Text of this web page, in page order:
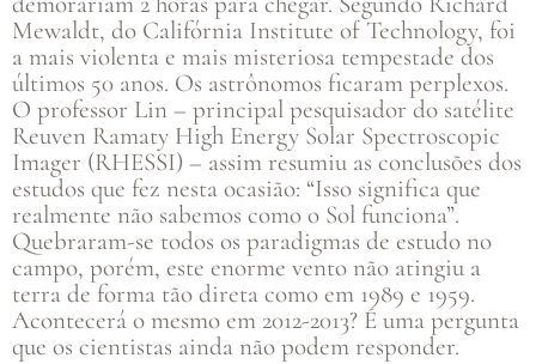
Mewaldt, do Califórnia Institute of Technology, foi
a mais violenta e mais misteriosa tempestade dos
últimos 50 anos. Os astrônomos ficaram perplexos.
O professor Lin – principal pesquisador do satélite
Reuven Ramaty High Energy Solar Spectroscopic
Imager (RHESSI) – assim resumiu as conclusões dos
estudos que fez nesta ocasião: “Isso significa que
realmente não sabemos como o Sol funciona”.
Quebraram-se todos os paradigmas de estudo no
campo, porém, este enorme vento não atingiu a
terra de forma tão direta como em 1989 e 1959.
Acontecerá o mesmo em 2012-2013? É uma pergunta
que os cientistas ainda não podem responder.